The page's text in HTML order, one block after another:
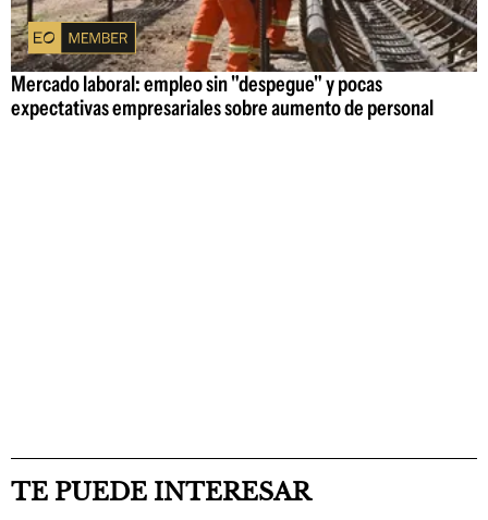
Mercado laboral: empleo sin "despegue" y pocas
expectativas empresariales sobre aumento de personal
TE PUEDE INTERESAR